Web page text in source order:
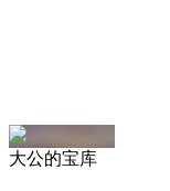
大公的宝库